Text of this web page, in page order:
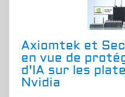
Axiomtek et
en vue de
d'IA sur les
Nvidia